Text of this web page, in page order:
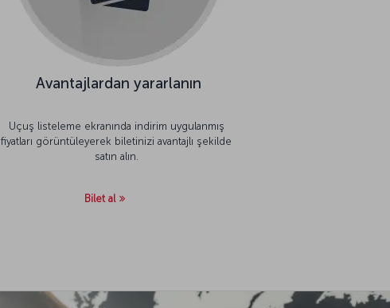
Avantajlardan yararlanın
Uçuş listeleme ekranında indirim uygulanmış
fiyatları görüntüleyerek biletinizi avantajlı şekilde
satın alın.
Bilet al